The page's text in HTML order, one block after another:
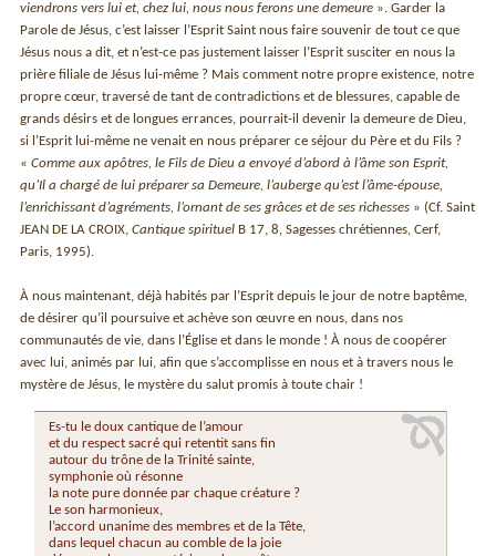
viendrons vers lui et, chez lui, nous nous ferons une demeure ». Garder la
Parole de Jésus, c’est laisser l’Esprit Saint nous faire souvenir de tout ce que
Jésus nous a dit, et n’est-ce pas justement laisser l’Esprit susciter en nous la
prière filiale de Jésus lui-même ? Mais comment notre propre existence, notre
propre cœur, traversé de tant de contradictions et de blessures, capable de
grands désirs et de longues errances, pourrait-il devenir la demeure de Dieu,
si l’Esprit lui-même ne venait en nous préparer ce séjour du Père et du Fils ?
«Comme aux apôtres, le Fils de Dieu a envoyé d’abord à l’âme son Esprit,
qu’Il a chargé de lui préparer sa Demeure, l’auberge qu’est l’âme-épouse,
l’enrichissant d’agréments, l’ornant de ses grâces et de ses richesses » (Cf. Saint
JEAN DE LA CROIX,Cantique spirituel B 17, 8, Sagesses chrétiennes, Cerf,
Paris, 1995).
À nous maintenant, déjà habités par l’Esprit depuis le jour de notre baptême,
de désirer qu’il poursuive et achève son œuvre en nous, dans nos
communautés de vie, dans l’Église et dans le monde ! À nous de coopérer
avec lui, animés par lui, afin que s’accomplisse en nous et à travers nous le
mystère de Jésus, le mystère du salut promis à toute chair !
Es-tu le doux cantique de l’amour
et du respect sacré qui retentit sans fin
autour du trône de la Trinité sainte,
symphonie où résonne
la note pure donnée par chaque créature ?
Le son harmonieux,
l’accord unanime des membres et de la Tête,
dans lequel chacun au comble de la joie